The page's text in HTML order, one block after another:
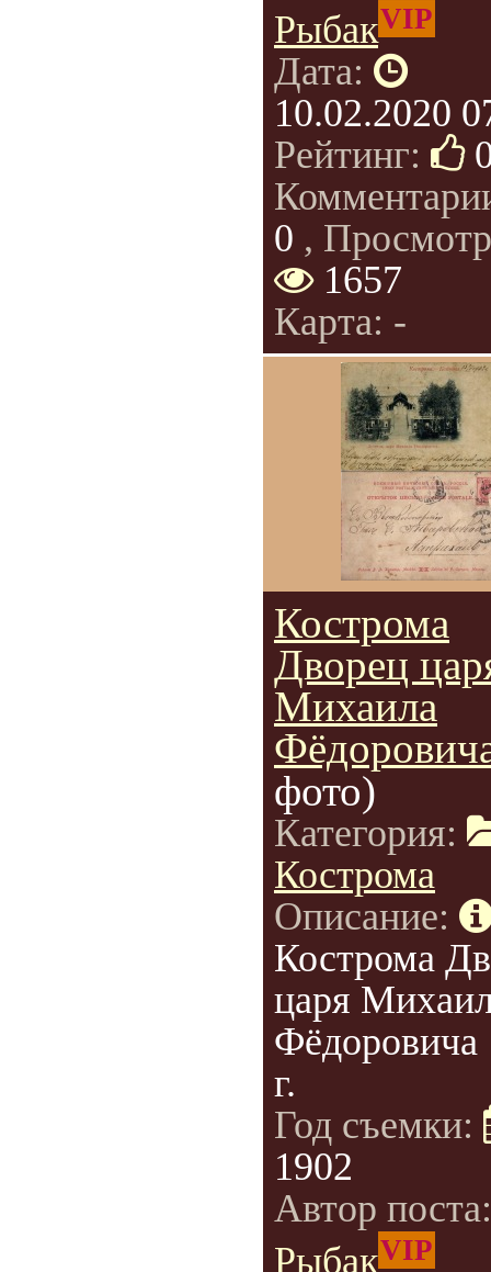
РыбакVIP
Дата:
10.02.2020
Рейтинг:
0 ,
1657
Карта: -
Кострома
Дворец
Михаила
фото)
Категория:
Кострома
Описание:
Кострома
царя
Фёдоровича
г.
Год съемки:
1902
Автор
РыбакVIP